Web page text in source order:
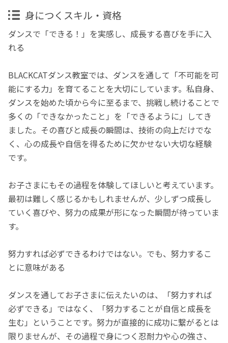
身につくスキル・資格
ダンスで「できる！」を実感し、成長する喜びを手に入
れる
BLACKCATダンス教室では、ダンスを通して「不可能を可
能にする力」を育てることを大切にしています。私自身、
ダンスを始めた頃から今に至るまで、挑戦し続けることで
多くの「できなかったこと」を「できるように」してき
ました。その喜びと成長の瞬間は、技術の向上だけでな
く、心の成長や自信を得るために欠かせない大切な経験
です。
お子さまにもその過程を体験してほしいと考えています。
最初は難しく感じるかもしれませんが、少しずつ成長し
ていく喜びや、努力の成果が形になった瞬間が待っていま
す。
努力すれば必ずできるわけではない。でも、努力するこ
とに意味がある
ダンスを通してお子さまに伝えたいのは、「努力すれば
必ずできる」ではなく、「努力することが自信と成長を
生む」ということです。努力が直接的に成功に繋がるとは
限りませんが、その過程で身につく忍耐力や心の強さ、